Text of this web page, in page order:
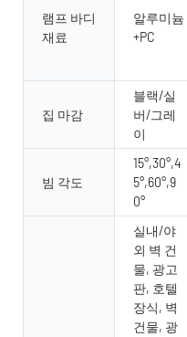
램프 바디
재료
알루미늄
+PC
집 마감
블랙/실
버/그레
이
빔 각도
15°,30°,4
5°,60°,9
0°
실내/야
외 벽 건
물, 광고
판, 호텔
장식, 벽
건물, 광